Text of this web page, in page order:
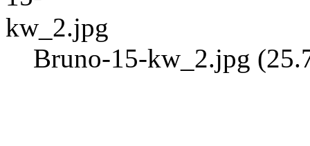
Bruno-15-kw_2.jpg